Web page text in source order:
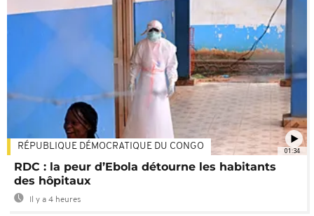
01:34
RÉPUBLIQUE DÉMOCRATIQUE DU CONGO
RDC : la peur d’Ebola détourne les habitants
des hôpitaux
Il y a 4 heures